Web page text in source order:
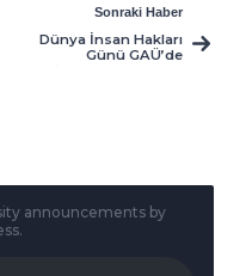
Sonraki Haber
Dünya İnsan Hakları
Günü GAÜ’de
announcements by